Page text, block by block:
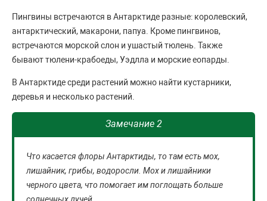
Пингвины встречаются в Антарктиде разные: королевский,
антарктический, макарони, папуа. Кроме пингвинов,
встречаются морской слон и ушастый тюлень. Также
бывают тюлени-крабоеды, Уэдлла и морские еопарды.
В Антарктиде среди растений можно найти кустарники,
деревья и несколько растений.
Замечание 2
Что касается флоры Антарктиды, то там есть мох,
лишайник, грибы, водоросли. Мох и лишайники
черного цвета, что помогает им поглощать больше